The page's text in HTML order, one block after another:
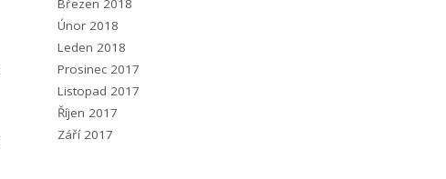
Únor 2018
Leden 2018
Prosinec 2017
Listopad 2017
Říjen 2017
Září 2017